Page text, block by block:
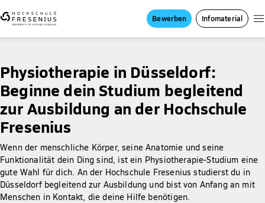
Bewerben Infomaterial
Physiotherapie in Düsseldorf:
Beginne dein Studium begleitend
zur Ausbildung an der Hochschule
Fresenius
Wenn der menschliche Körper, seine Anatomie und seine
Funktionalität dein Ding sind, ist ein Physiotherapie-Studium eine
gute Wahl für dich. An der Hochschule Fresenius studierst du in
Düsseldorf begleitend zur Ausbildung und bist von Anfang an mit
Menschen in Kontakt, die deine Hilfe benötigen.